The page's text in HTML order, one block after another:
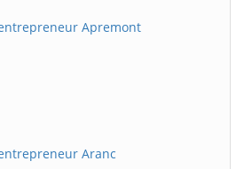
Apremont
Aranc